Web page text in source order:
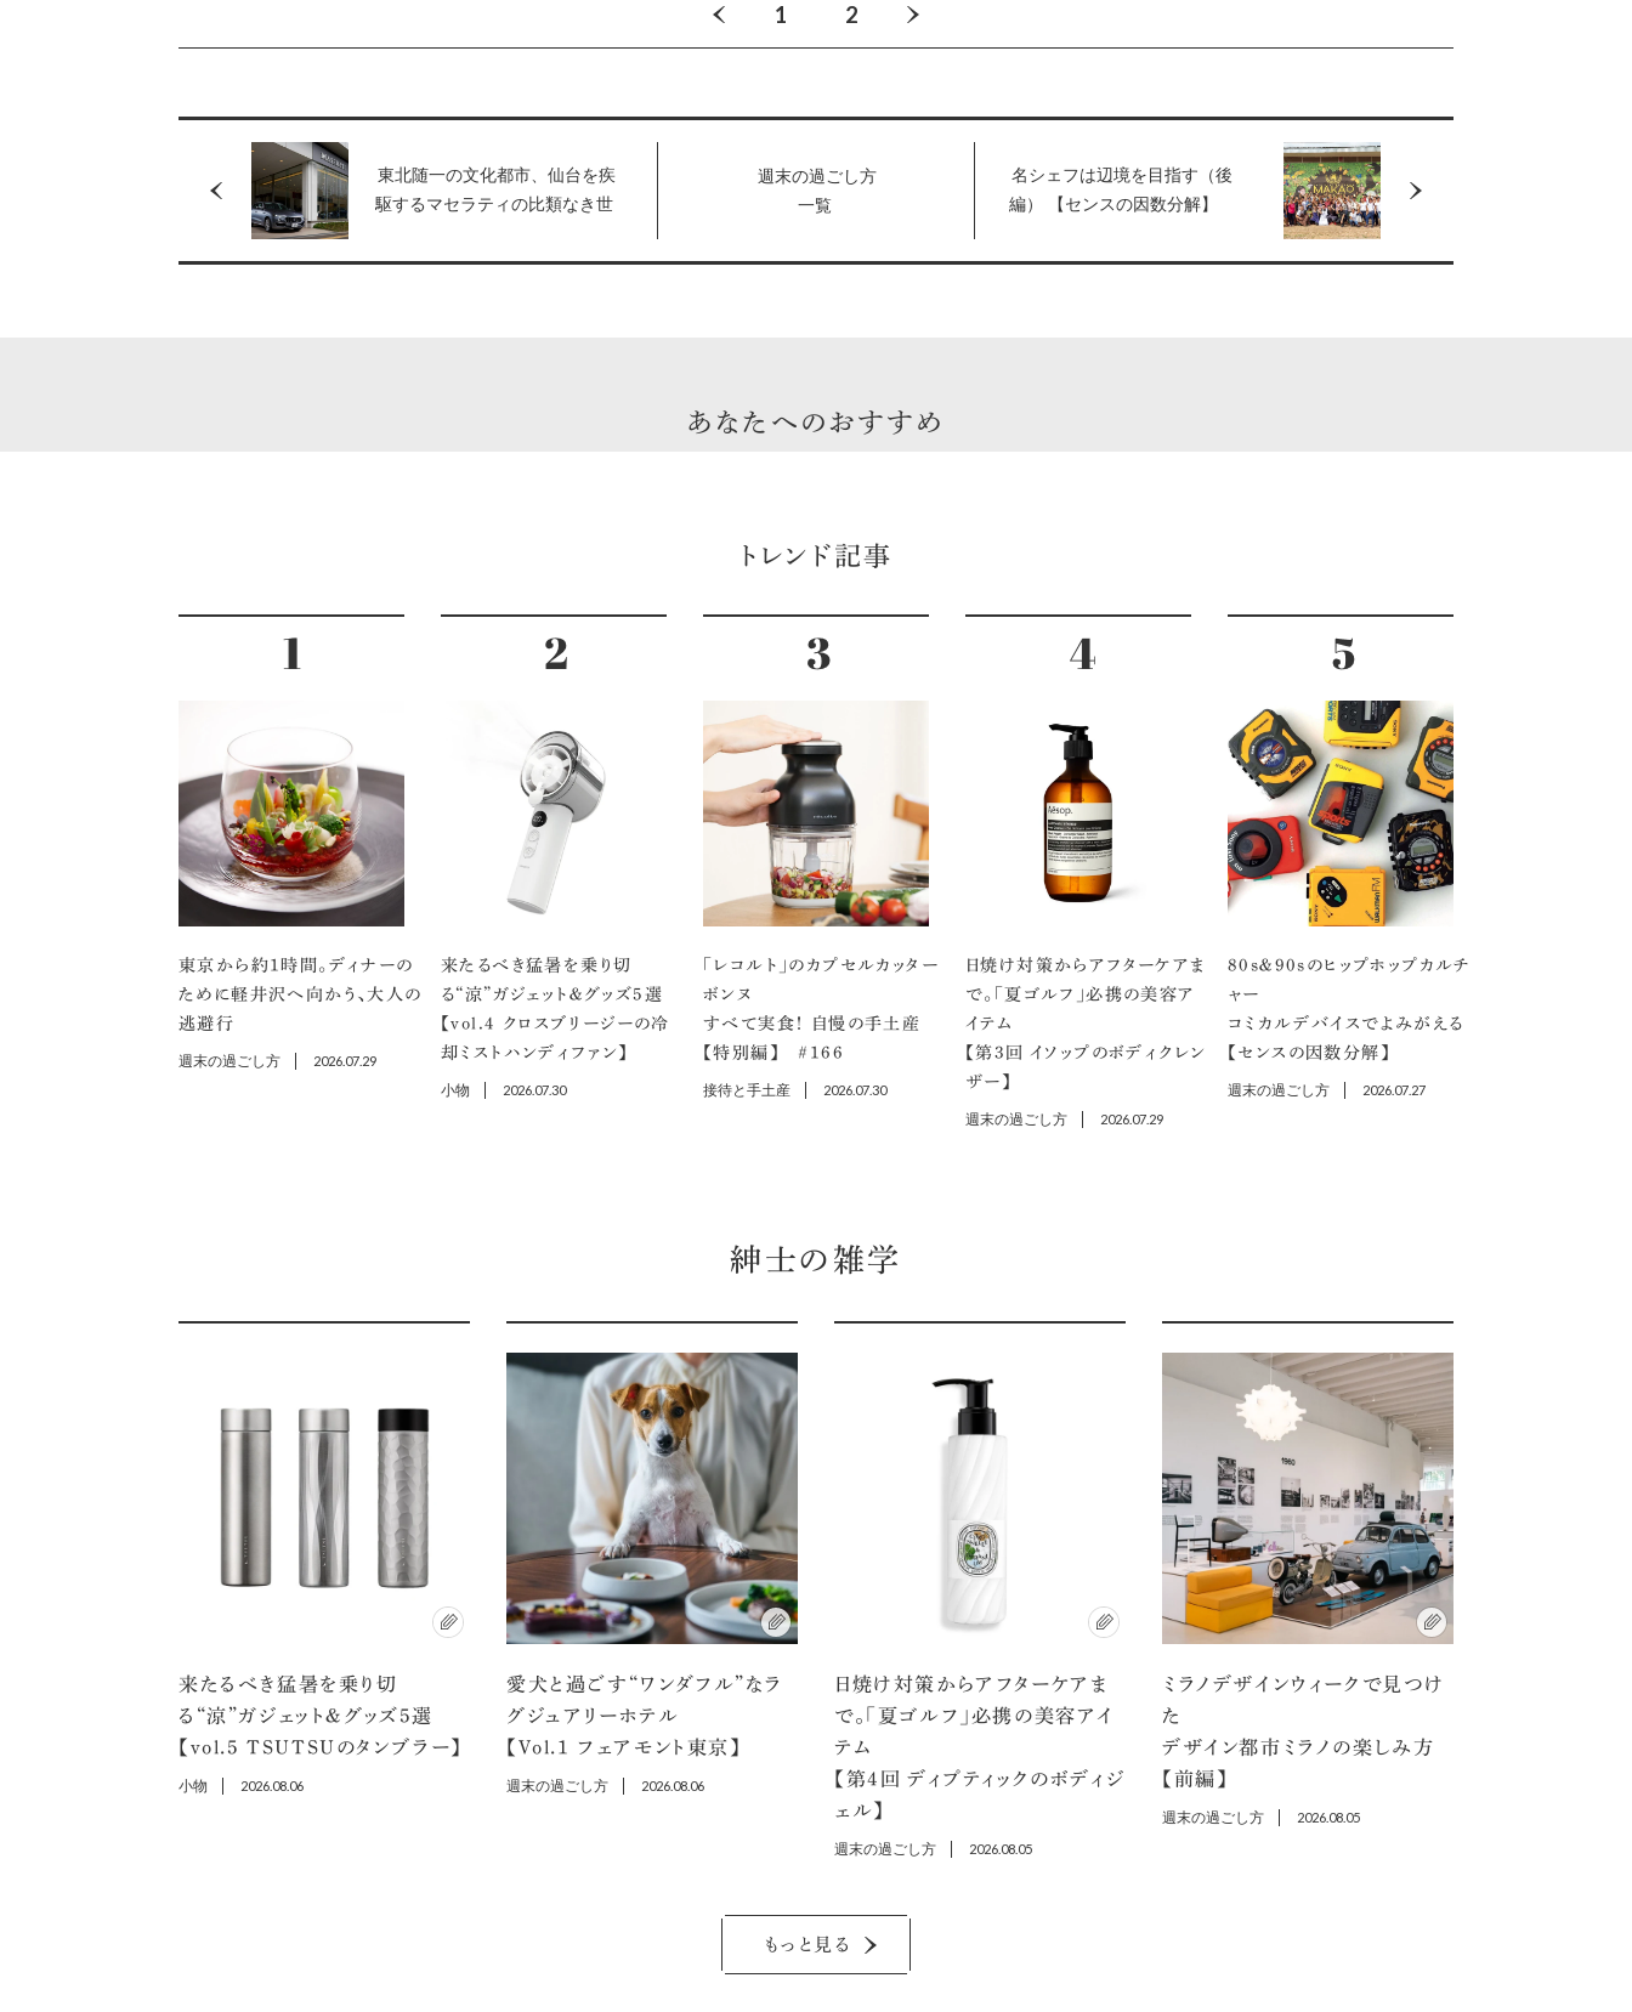
1 2
東北随一の文化都市、仙台を疾
駆するマセラティの比類なき世
週末の過ごし方
一覧
名シェフは辺境を目指す（後
編） 【センスの因数分解】
あなたへのおすすめ
トレンド記事
東京から約1時間。ディナーの
ために軽井沢へ向かう、大人の
逃避行
週末の過ごし方 2026.07.29
来たるべき猛暑を乗り切
る“涼”ガジェット＆グッズ5選
【vol.４ クロスブリージーの冷
却ミストハンディファン】
小物 2026.07.30
「レコルト」のカプセルカッター
ボンヌ
すべて実食！ 自慢の手土産
【特別編】 ＃166
接待と手土産 2026.07.30
日焼け対策からアフターケアま
で。「夏ゴルフ」必携の美容ア
イテム
【第3回 イソップのボディクレン
ザー】
週末の過ごし方 2026.07.29
80s＆90sのヒップホップカルチ
ャー
コミカルデバイスでよみがえる
【センスの因数分解】
週末の過ごし方 2026.07.27
紳士の雑学
来たるべき猛暑を乗り切
る“涼”ガジェット＆グッズ5選
【vol.5 TSUTSUのタンブラー】
小物 2026.08.06
愛犬と過ごす“ワンダフル”なラ
グジュアリーホテル
【Vol.1 フェアモント東京】
週末の過ごし方 2026.08.06
日焼け対策からアフターケアま
で。「夏ゴルフ」必携の美容アイ
テム
【第4回 ディプティックのボディジ
ェル】
週末の過ごし方 2026.08.05
ミラノデザインウィークで見つけ
た
デザイン都市ミラノの楽しみ方
【前編】
週末の過ごし方 2026.08.05
もっと見る